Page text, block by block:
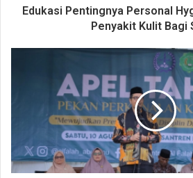
berdampak pada lingkungan dan
pilihan yang bijak dan berkelanjutan.
menemukan cara praktis untuk
ramah lingkungan dan
adalah kunci menuju masa depan
Dalam kegiatan perkemahan
bagaimana tindakan pencegahan
kerusakan lingkungan.
Edukasi Pentingnya Personal
Penyakit Kulit Bagi